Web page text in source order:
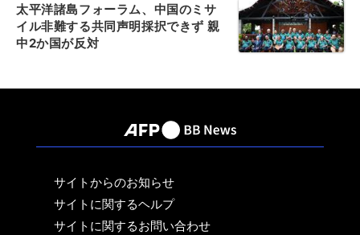
太平洋諸島フォーラム、中国のミサ
イル非難する共同声明採択できず 親
中2か国が反対
サイトからのお知らせ
サイトに関するヘルプ
サイトに関するお問い合わせ